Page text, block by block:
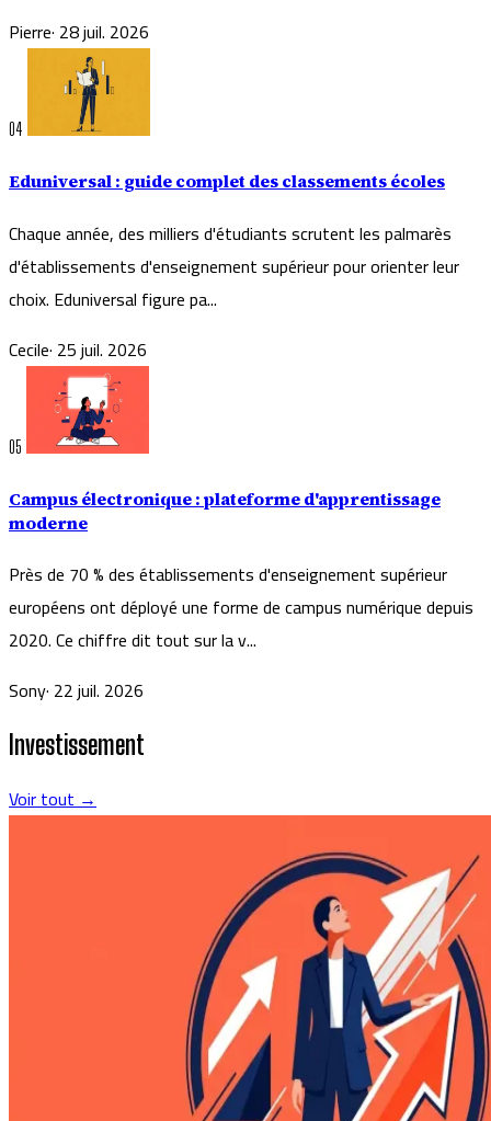
Pierre· 28 juil. 2026
04
Eduniversal : guide complet des classements écoles
Chaque année, des milliers d'étudiants scrutent les palmarès
d'établissements d'enseignement supérieur pour orienter leur
choix. Eduniversal figure pa...
Cecile· 25 juil. 2026
05
Campus électronique : plateforme d'apprentissage
moderne
Près de 70 % des établissements d'enseignement supérieur
européens ont déployé une forme de campus numérique depuis
2020. Ce chiffre dit tout sur la v...
Sony· 22 juil. 2026
Investissement
Voir tout →